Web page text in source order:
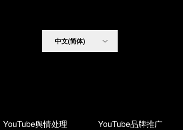
YouTube舆情处理 YouTube品牌推广